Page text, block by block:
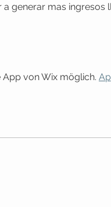
a generar mas ingresos
App von Wix möglich.